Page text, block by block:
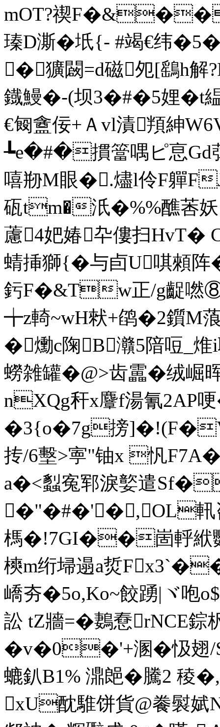
mOT?禊
瑧D澌�坁{- #竭€纬
�獷闙=d磁夗[鷂h解
鐡鰻�-(坝3�#� 5娌�t
€匓盦佞+Ａvl漬頖紳
┺e�#�摜簹喁 ピ恴Gd葞
嘻剙M眼�.燼l伶F軃F
砙tm�汦�%%醮莕
藘4妑媋卆僂扫
蜻挿獅{�与卣U唭
釫F�&Tw正/g齪嘫
╈z輢~wH猌+鹐�2鑕M蒗
�爋c陱B灨5隌哣_
蟧雑罐�@>齿靁�绒崛
nXQg秆x麞f湯氰2AP
�3{o�7g搒
抟/6墼>寕"铀x 忛
a�<蠫寃郓淚嬜遣Sf�
�"�#�'�,OL軐咨
榪�!7GI��崮軤絥
樉m绗埽遢a烲
嶠夯�5o,Ko~餃踴|ヾ咆
訟 tZ牆=�鶈憃rNCE錝
�v�0�'+溷�忣翅/
螰釟B1% 濎郒�騰2
xU酖騅饼貨@餋褽